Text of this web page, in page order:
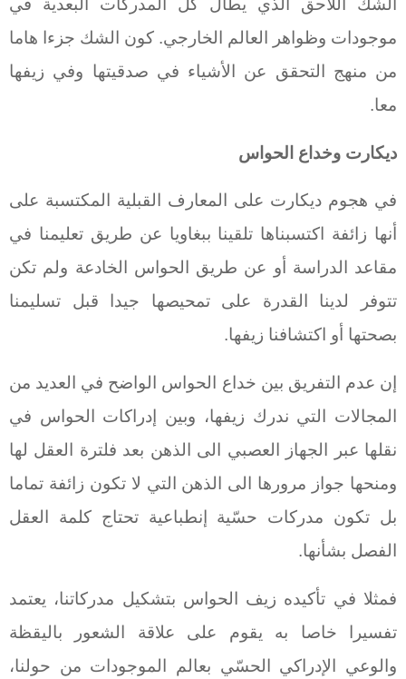
الشك اللاحق الذي يطال كل المدركات البعدية في
موجودات وظواهر العالم الخارجي. كون الشك جزءا هاما
من منهج التحقق عن الأشياء في صدقيتها وفي زيفها
معا.
ديكارت وخداع الحواس
في هجوم ديكارت على المعارف القبلية المكتسبة على
أنها زائفة اكتسبناها تلقينا ببغاويا عن طريق تعليمنا في
مقاعد الدراسة أو عن طريق الحواس الخادعة ولم تكن
تتوفر لدينا القدرة على تمحيصها جيدا قبل تسليمنا
بصحتها أو اكتشافنا زيفها.
إن عدم التفريق بين خداع الحواس الواضح في العديد من
المجالات التي ندرك زيفها، وبين إدراكات الحواس في
نقلها عبر الجهاز العصبي الى الذهن بعد فلترة العقل لها
ومنحها جواز مرورها الى الذهن التي لا تكون زائفة تماما
بل تكون مدركات حسّية إنطباعية تحتاج كلمة العقل
الفصل بشأنها.
فمثلا في تأكيده زيف الحواس بتشكيل مدركاتنا، يعتمد
تفسيرا خاصا به يقوم على علاقة الشعور باليقظة
والوعي الإدراكي الحسّي بعالم الموجودات من حولنا،